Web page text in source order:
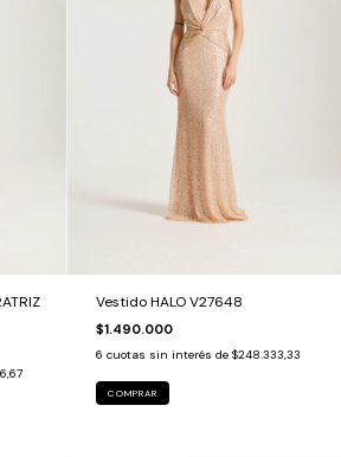
Vestido HALO V27648
$1.490.000
6 cuotas sin interés de $248.333,33
COMPRAR